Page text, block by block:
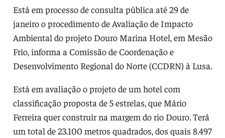
Está em processo de consulta pública até 29 de
janeiro o procedimento de Avaliação de Impacto
Ambiental do projeto Douro Marina Hotel, em Mesão
Frio, informa a Comissão de Coordenação e
Desenvolvimento Regional do Norte (CCDRN) à Lusa.
Está em avaliação o projeto de um hotel com
classificação proposta de 5 estrelas, que Mário
Ferreira quer construir na margem do rio Douro. Terá
um total de 23.100 metros quadrados, dos quais 8.497